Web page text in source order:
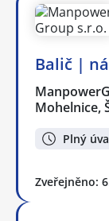
Balič |
Mohelnice,
Plný
Zveřejněno: